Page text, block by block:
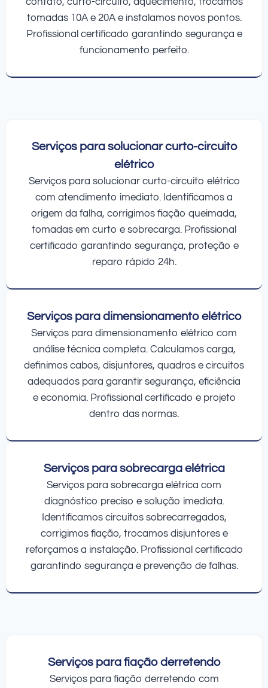
tomadas 10A e 20A e instalamos novos pontos.
Profissional certificado garantindo segurança e
funcionamento perfeito.
Serviços para solucionar curto-circuito
elétrico
Serviços para solucionar curto-circuito elétrico
com atendimento imediato. Identificamos a
origem da falha, corrigimos fiação queimada,
tomadas em curto e sobrecarga. Profissional
certificado garantindo segurança, proteção e
reparo rápido 24h.
Serviços para dimensionamento elétrico
Serviços para dimensionamento elétrico com
análise técnica completa. Calculamos carga,
definimos cabos, disjuntores, quadros e circuitos
adequados para garantir segurança, eficiência
e economia. Profissional certificado e projeto
dentro das normas.
Serviços para sobrecarga elétrica
Serviços para sobrecarga elétrica com
diagnóstico preciso e solução imediata.
Identificamos circuitos sobrecarregados,
corrigimos fiação, trocamos disjuntores e
reforçamos a instalação. Profissional certificado
garantindo segurança e prevenção de falhas.
Serviços para fiação derretendo
Serviços para fiação derretendo com